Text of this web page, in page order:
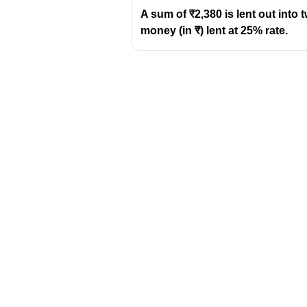
\frac{8.80}
{2} = 4.40
A sum of ₹2,380 is lent out into
money (in ₹) lent at 25% rate.